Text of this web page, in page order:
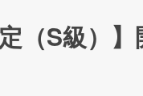
定（S級）